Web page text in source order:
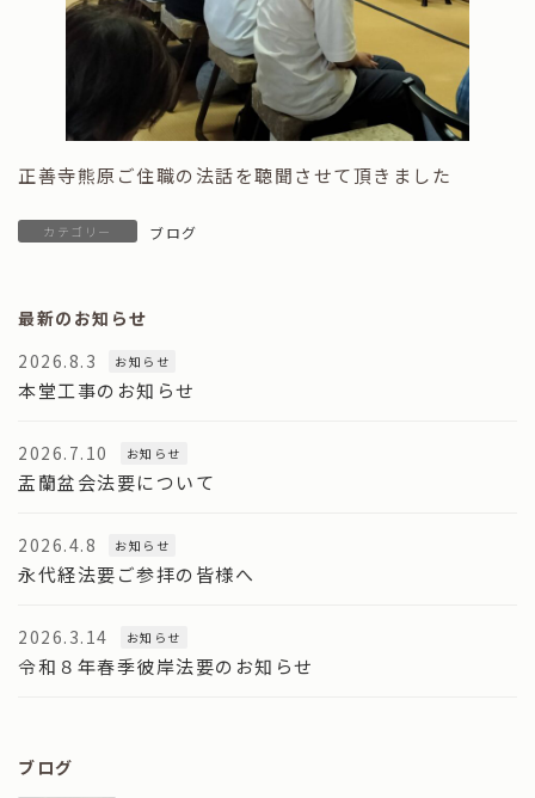
正善寺熊原ご住職の法話を聴聞させて頂きました
カテゴリー ブログ
最新のお知らせ
2026.8.3
お知らせ
本堂工事のお知らせ
2026.7.10 お知らせ
盂蘭盆会法要について
2026.4.8 お知らせ
永代経法要ご参拝の皆様へ
2026.3.14 お知らせ
令和８年春季彼岸法要のお知らせ
ブログ